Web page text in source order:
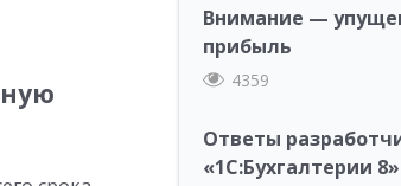
Внимание —
прибыль
4359
Ответы
«1С:Бухгалтерии